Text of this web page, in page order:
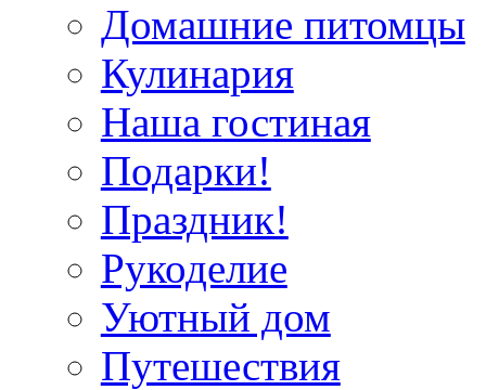
Домашние питомцы
Кулинария
Наша гостиная
Подарки!
Праздник!
Рукоделие
Уютный дом
Путешествия